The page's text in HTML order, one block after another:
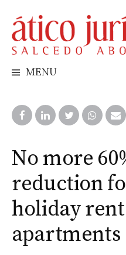
to
content
MENU
No more
reduction
holiday
apartments